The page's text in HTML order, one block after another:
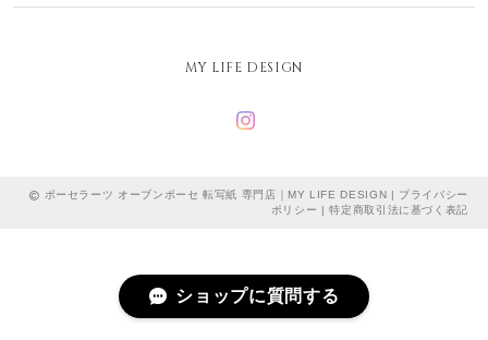
MY LIFE DESIGN
ポーセラーツ オーブンポーセ 転写紙 専門店｜MY LIFE DESIGN | プライバシー
ポリシー |特定商取引法に基づく表記
ショップに質問する